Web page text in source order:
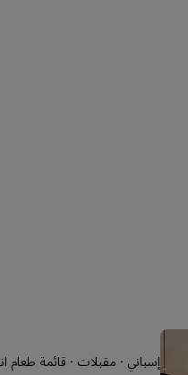
إسباني · مقبلات · قائمة طعام